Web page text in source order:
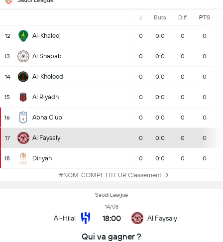
J Buts Diff PTS
12 Al-Khaleej 0 0:0 0 0
13 Al Shabab 0 0:0 0 0
14 Al-Kholood 0 0:0 0 0
15 Al Riyadh 0 0:0 0 0
16 Abha Club 0 0:0 0 0
17 Al Faysaly 0 0:0 0 0
18 Diriyah 0 0:0 0 0
#NOM_COMPETITEUR Classement
Saudi League
Al-Hilal
14/08
18:00 Al Faysaly
Qui va gagner ?